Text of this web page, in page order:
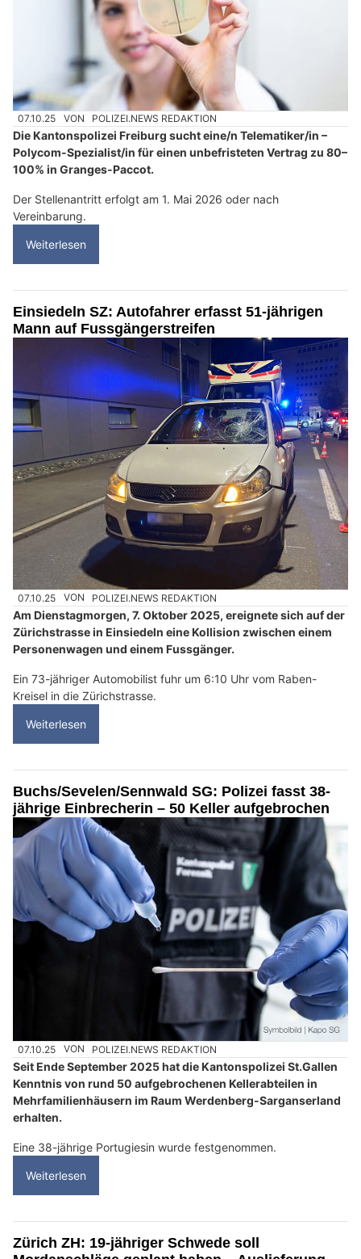
07.10.25 VON POLIZEI.NEWS REDAKTION
Die Kantonspolizei Freiburg sucht eine/n Telematiker/in –
Polycom-Spezialist/in für einen unbefristeten Vertrag zu 80–
100% in Granges-Paccot.
Der Stellenantritt erfolgt am 1. Mai 2026 oder nach
Vereinbarung.
Weiterlesen
Einsiedeln SZ: Autofahrer erfasst 51-jährigen
Mann auf Fussgängerstreifen
07.10.25 VON POLIZEI.NEWS REDAKTION
Am Dienstagmorgen, 7. Oktober 2025, ereignete sich auf der
Zürichstrasse in Einsiedeln eine Kollision zwischen einem
Personenwagen und einem Fussgänger.
Ein 73-jähriger Automobilist fuhr um 6:10 Uhr vom Raben-
Kreisel in die Zürichstrasse.
Weiterlesen
Buchs/Sevelen/Sennwald SG: Polizei fasst 38-
jährige Einbrecherin – 50 Keller aufgebrochen
07.10.25 VON POLIZEI.NEWS REDAKTION
Seit Ende September 2025 hat die Kantonspolizei St.Gallen
Kenntnis von rund 50 aufgebrochenen Kellerabteilen in
Mehrfamilienhäusern im Raum Werdenberg-Sarganserland
erhalten.
Eine 38-jährige Portugiesin wurde festgenommen.
Weiterlesen
Zürich ZH: 19-jähriger Schwede soll